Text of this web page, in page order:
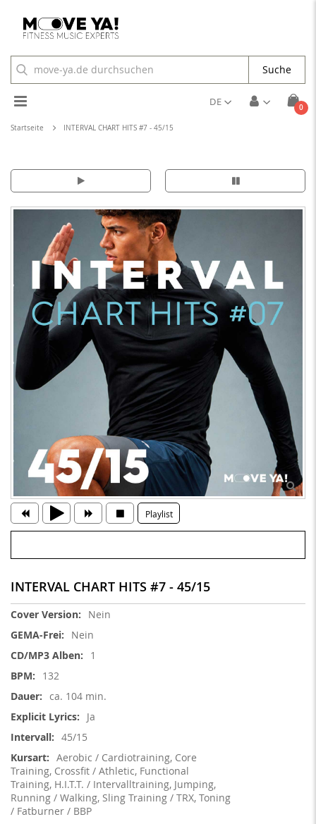
Cart
0
Toggle
Nav
DE
Suche
Startseite INTERVAL CHART HITS #7 - 45/15
Playlist
INTERVAL CHART HITS #7 - 45/15
Weitere
Nein
Nein
1
132
ca. 104 min.
Ja
45/15
Aerobic / Cardiotraining, Core
Training, Crossfit / Athletic, Functional
Training, H.I.T.T. / Intervalltraining, Jumping,
Running / Walking, Sling Training / TRX, Toning
/ Fatburner / BBP